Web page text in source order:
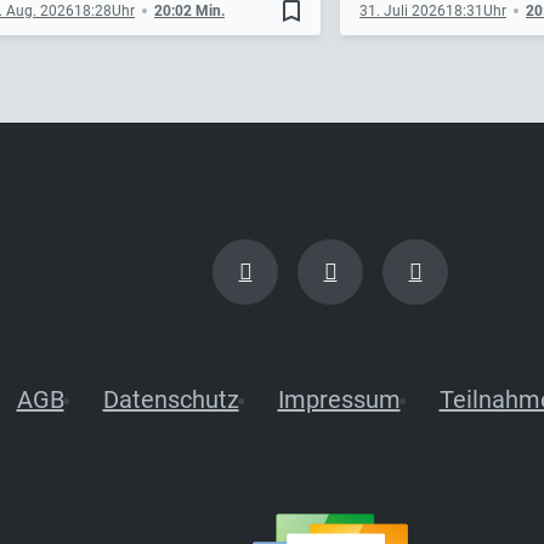
Aug. 202618:28 20:02 Min. bookmark_border 31. Juli 202618:31
AGB Datenschutz Impressum